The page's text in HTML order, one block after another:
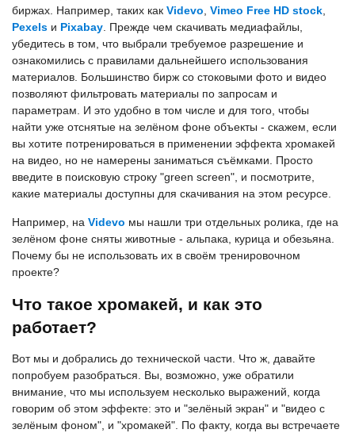
биржах. Например, таких как Videvo, Vimeo Free HD stock,
Pexels и Pixabay. Прежде чем скачивать медиафайлы,
убедитесь в том, что выбрали требуемое разрешение и
ознакомились с правилами дальнейшего использования
материалов. Большинство бирж со стоковыми фото и видео
позволяют фильтровать материалы по запросам и
параметрам. И это удобно в том числе и для того, чтобы
найти уже отснятые на зелёном фоне объекты - скажем, если
вы хотите потренироваться в применении эффекта хромакей
на видео, но не намерены заниматься съёмками. Просто
введите в поисковую строку "green screen", и посмотрите,
какие материалы доступны для скачивания на этом ресурсе.
Например, на Videvo мы нашли три отдельных ролика, где на
зелёном фоне сняты животные - альпака, курица и обезьяна.
Почему бы не использовать их в своём тренировочном
проекте?
Что такое хромакей, и как это
работает?
Вот мы и добрались до технической части. Что ж, давайте
попробуем разобраться. Вы, возможно, уже обратили
внимание, что мы используем несколько выражений, когда
говорим об этом эффекте: это и "зелёный экран" и "видео с
зелёным фоном", и "хромакей". По факту, когда вы встречаете